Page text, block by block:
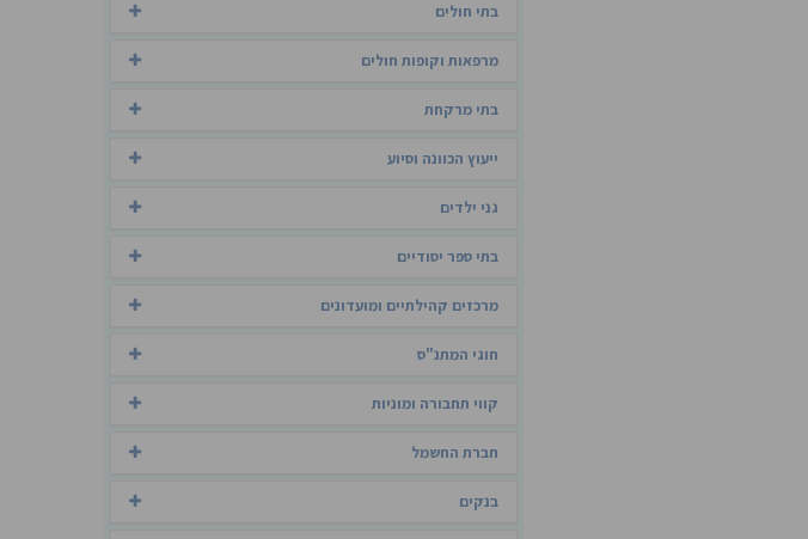
בתי חולים
מרפאות וקופות חולים
בתי מרקחת
ייעוץ הכוונה וסיוע
גני ילדים
בתי ספר יסודיים
מרכזים קהילתיים ומועדונים
חוגי המתנ"ס
קווי תחבורה ומוניות
חברת החשמל
בנקים